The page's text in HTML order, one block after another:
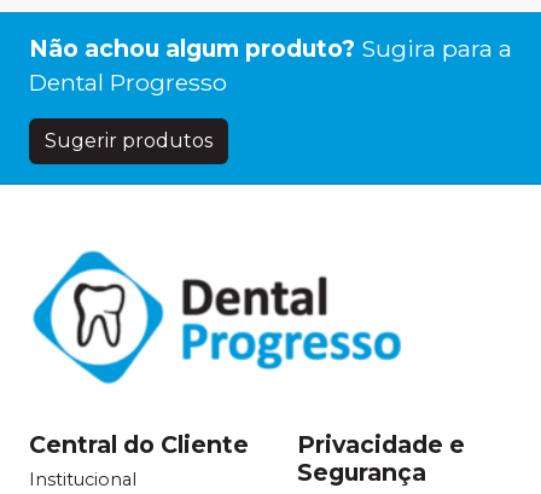
Não achou algum produto? Sugira para a
Dental Progresso
Sugerir produtos
Central do Cliente
Institucional
Privacidade e
Segurança